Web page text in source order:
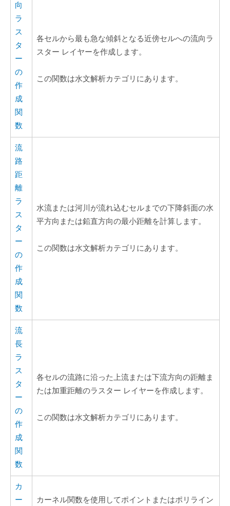
向
ラ
ス
タ
ー
の
作
成
関
数
各セルから最も急な傾斜となる近傍セルへの流向ラ
スター レイヤーを作成します。
この関数は水文解析カテゴリにあります。
流
路
距
離
ラ
ス
タ
ー
の
作
成
関
数
水流または河川が流れ込むセルまでの下降斜面の水
平方向または鉛直方向の最小距離を計算します。
この関数は水文解析カテゴリにあります。
流
長
ラ
ス
タ
ー
の
作
成
関
数
各セルの流路に沿った上流または下流方向の距離ま
たは加重距離のラスター レイヤーを作成します。
この関数は水文解析カテゴリにあります。
カ
ー
カーネル関数を使用してポイントまたはポリライン